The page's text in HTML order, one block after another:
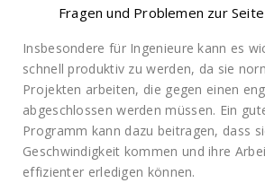
Fragen und Problemen zur
Insbesondere für Ingenieure kann es
schnell produktiv zu werden, da sie
Projekten arbeiten, die gegen einen
abgeschlossen werden müssen. Ein
Programm kann dazu beitragen, dass
Geschwindigkeit kommen und ihre
effizienter erledigen können.